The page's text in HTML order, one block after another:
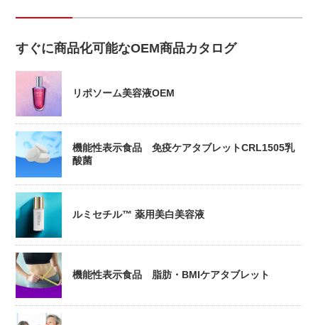
すぐに商品化可能なOEM商品カタログ
リポソーム美容液OEM
機能性表示食品 免疫ケアタブレットCRL1505乳
酸菌
ルミセチル™ 薬用美白美容液
機能性表示食品 脂肪・BMIケアタブレット